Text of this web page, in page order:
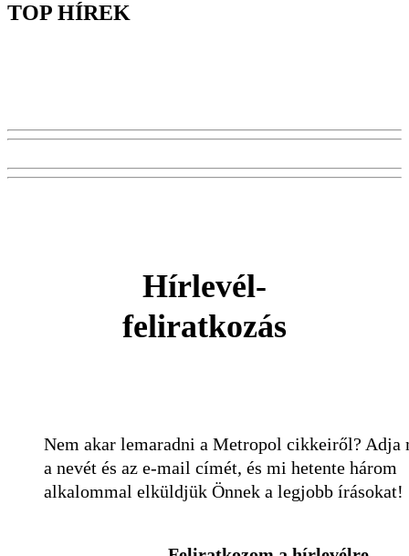
TOP HÍREK
Hírlevél-
feliratkozás
Nem akar lemaradni a Metropol cikkeiről? Adja
a nevét és az e-mail címét, és mi hetente három
alkalommal elküldjük Önnek a legjobb írásokat!